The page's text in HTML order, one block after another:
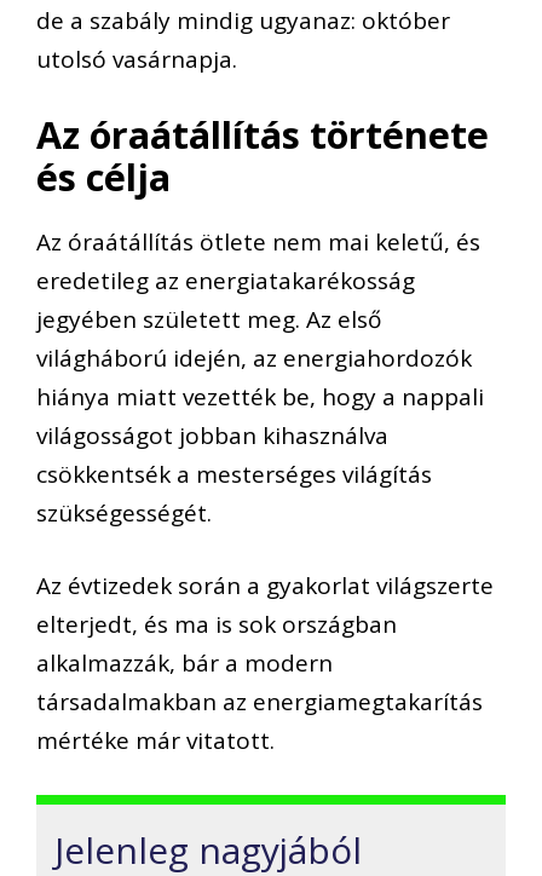
de a szabály mindig ugyanaz: október
utolsó vasárnapja.
Az óraátállítás története
és célja
Az óraátállítás ötlete nem mai keletű, és
eredetileg az energiatakarékosság
jegyében született meg. Az első
világháború idején, az energiahordozók
hiánya miatt vezették be, hogy a nappali
világosságot jobban kihasználva
csökkentsék a mesterséges világítás
szükségességét.
Az évtizedek során a gyakorlat világszerte
elterjedt, és ma is sok országban
alkalmazzák, bár a modern
társadalmakban az energiamegtakarítás
mértéke már vitatott.
Jelenleg nagyjából